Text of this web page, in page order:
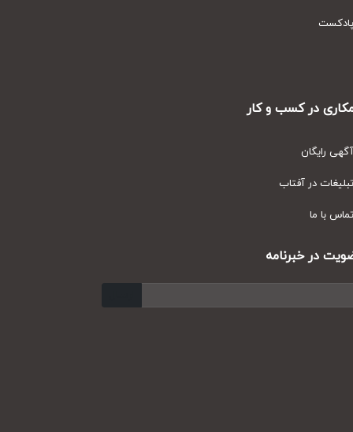
در کسب و کار
رایگان
در آفتاب
با ما
در خبرنامه